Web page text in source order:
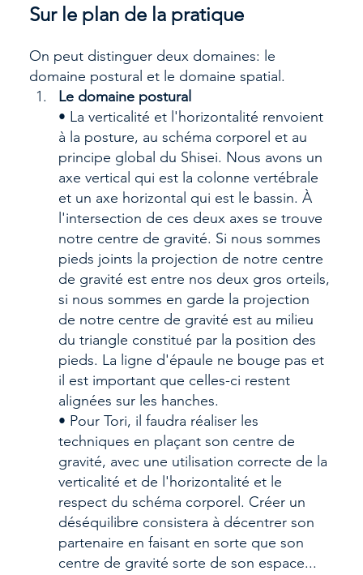
Sur le plan de la pratique
On peut distinguer deux domaines: le
domaine postural et le domaine spatial.
Le domaine postural
• La verticalité et l'horizontalité renvoient
à la posture, au schéma corporel et au
principe global du Shisei. Nous avons un
axe vertical qui est la colonne vertébrale
et un axe horizontal qui est le bassin. À
l'intersection de ces deux axes se trouve
notre centre de gravité. Si nous sommes
pieds joints la projection de notre centre
de gravité est entre nos deux gros orteils,
si nous sommes en garde la projection
de notre centre de gravité est au milieu
du triangle constitué par la position des
pieds. La ligne d'épaule ne bouge pas et
il est important que celles-ci restent
alignées sur les hanches.
• Pour Tori, il faudra réaliser les
techniques en plaçant son centre de
gravité, avec une utilisation correcte de la
verticalité et de l'horizontalité et le
respect du schéma corporel. Créer un
déséquilibre consistera à décentrer son
partenaire en faisant en sorte que son
centre de gravité sorte de son espace...